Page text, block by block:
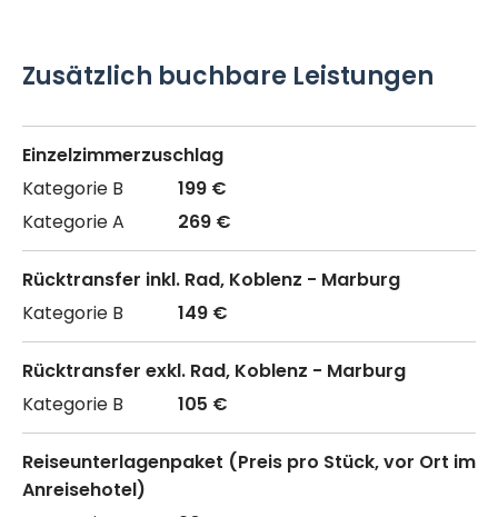
Zusätzlich buchbare Leistungen
Einzelzimmerzuschlag
199 €
269 €
Rücktransfer inkl. Rad, Koblenz - Marburg
149 €
Rücktransfer exkl. Rad, Koblenz - Marburg
105 €
Reiseunterlagenpaket (Preis pro Stück, vor Ort im
Anreisehotel)